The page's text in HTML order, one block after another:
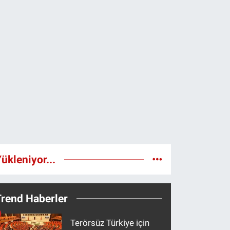
Haberler
Terörsüz Türkiye için